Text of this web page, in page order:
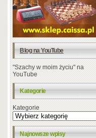
Blog na YouTube
"Szachy w moim życiu" na
YouTube
Kategorie
Kategorie
Najnowsze wpisy